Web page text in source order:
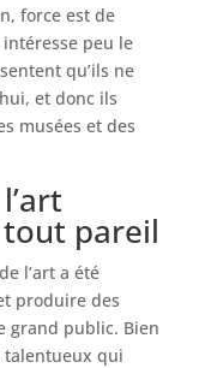
force est de
peu le
qu’ils ne
et donc ils
musées et des
tout pareil
l’art a été
produire des
grand public. Bien
talentueux qui